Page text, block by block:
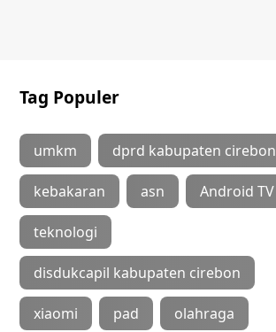
Tag Populer
umkm dprd kabupaten cirebon
kebakaran asn Android TV
teknologi
disdukcapil kabupaten cirebon
xiaomi pad olahraga